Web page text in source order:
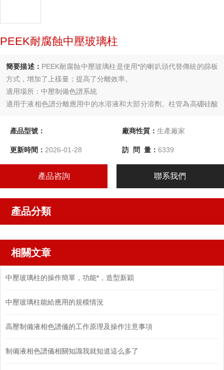
PEEK耐腐蝕中壓玻璃柱
簡要描述： PEEK耐腐蝕中壓玻璃柱是使用*的喇叭頭代替傳統的篩板
方式，增加了上樣量；提高了分離效率。
適用場所：中壓制備色譜系統
適用于液相色譜分離應用中的水溶液和大部分溶劑。柱管為高硼硅酸
統的耐受性。
產品型號： 廠商性質： 生產廠家
更新時間： 2026-01-28 訪 問 量： 6339
產品咨詢 聯系我們
產品分類
相關文章
中壓玻璃柱的操作簡單，功能*，造型新穎
中壓玻璃柱能給應用的規模情況
高壓制備液相色譜儀的工作原理及操作注意事項
制備液相色譜儀相關知識我就知道這么多了